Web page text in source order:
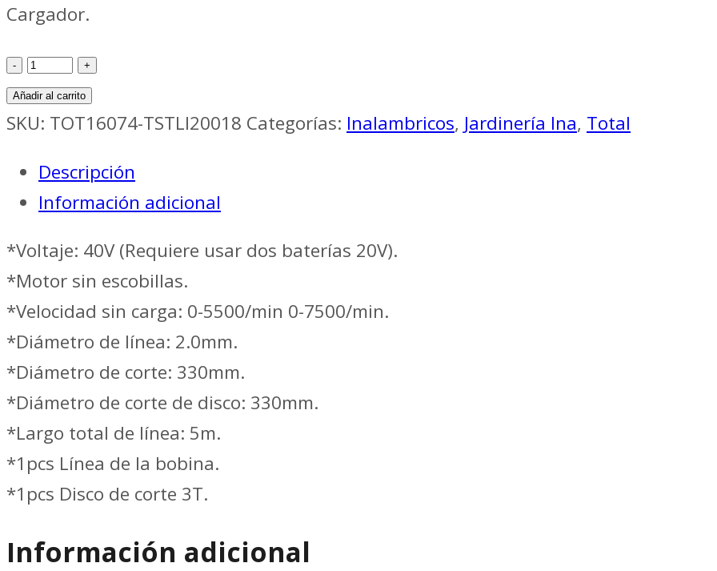
Cargador.
Jardineria
Ina
GUADAÑADORA
40V
S/
BATERIA
//
TOTAL
TSTLI20018
cantidad
Añadir al carrito
SKU: TOT16074-TSTLI20018 Categorías: Inalambricos, Jardinería Ina, Total
Descripción
Información adicional
*Voltaje: 40V (Requiere usar dos baterías 20V).
*Motor sin escobillas.
*Velocidad sin carga: 0-5500/min 0-7500/min.
*Diámetro de línea: 2.0mm.
*Diámetro de corte: 330mm.
*Diámetro de corte de disco: 330mm.
*Largo total de línea: 5m.
*1pcs Línea de la bobina.
*1pcs Disco de corte 3T.
Información adicional